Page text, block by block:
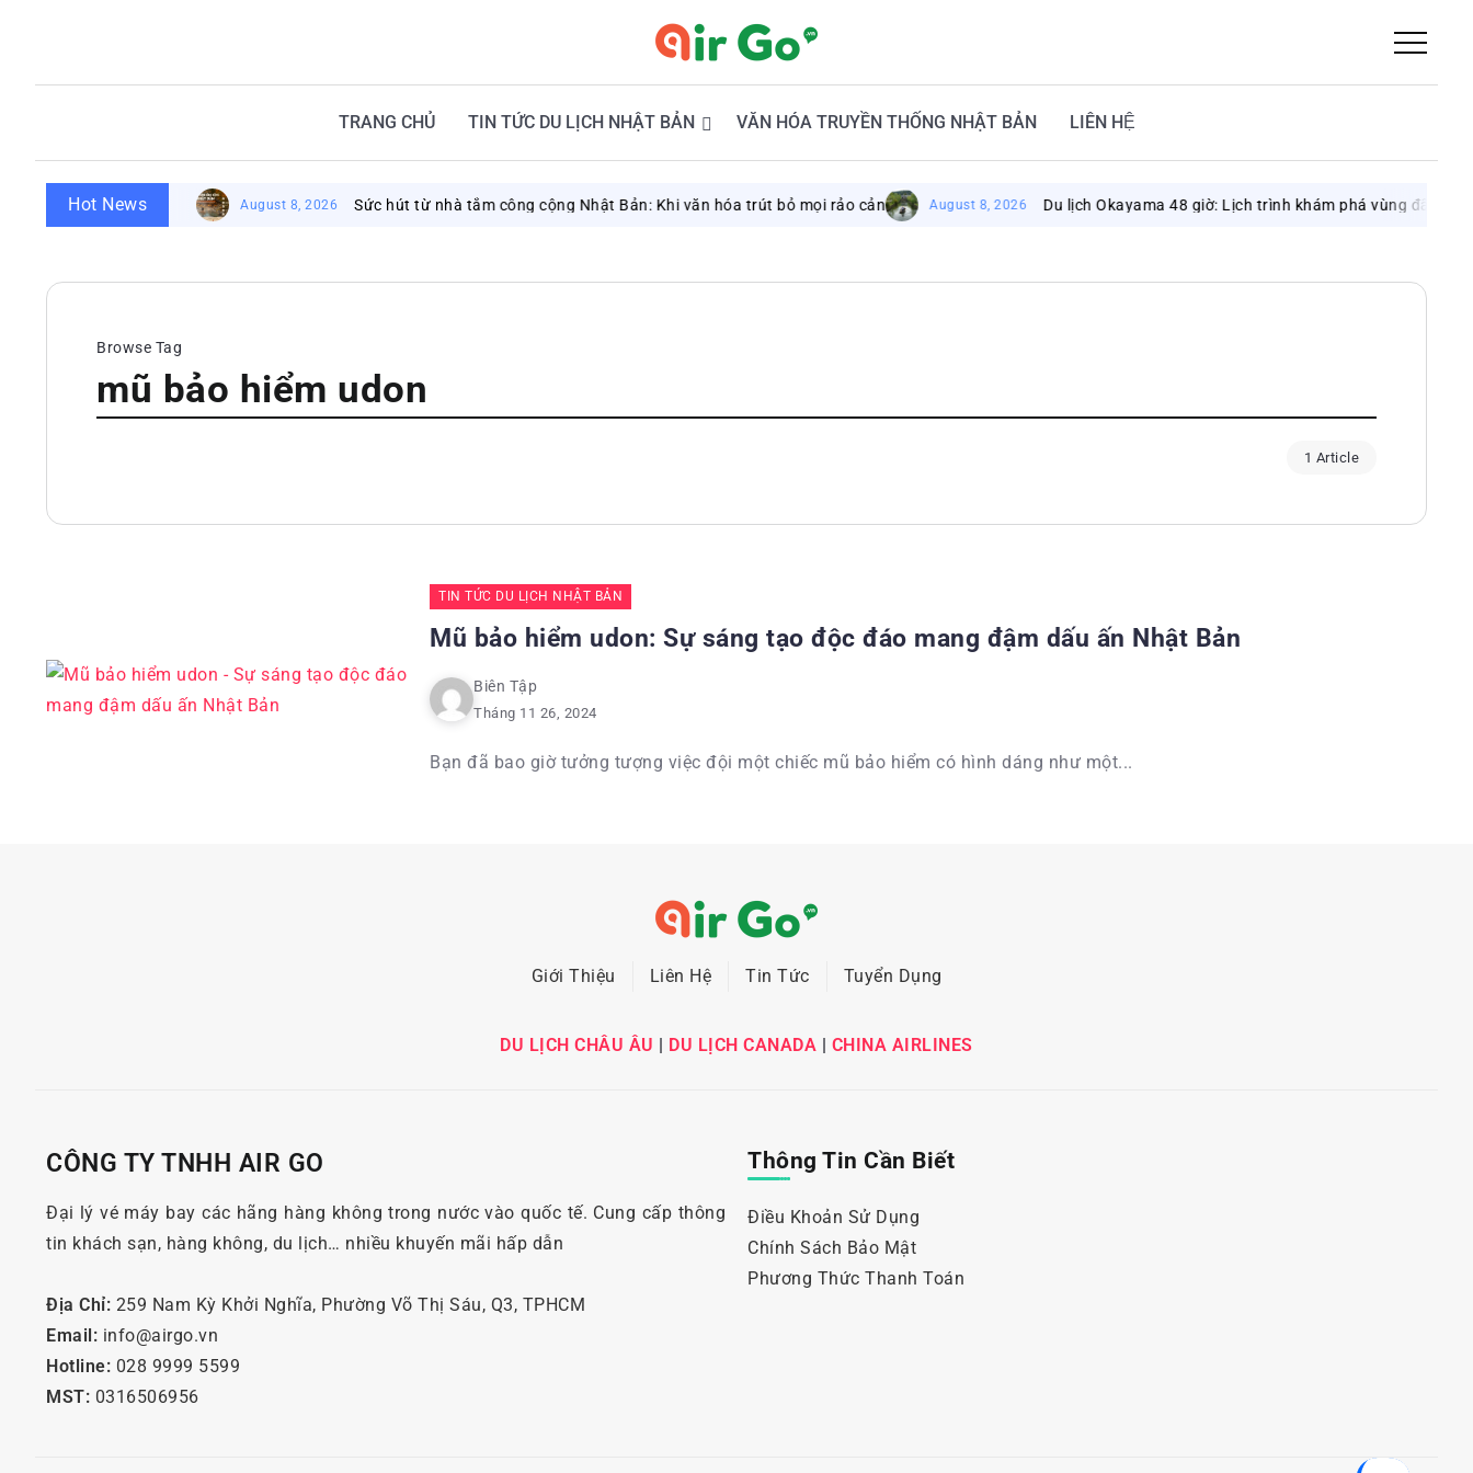
TRANG CHỦ TIN TỨC DU LỊCH NHẬT BẢN VĂN HÓA TRUYỀN THỐNG NHẬT BẢN LIÊN HỆ
Hot News August 8, 2026 Sức hút từ nhà tắm công cộng Nhật Bản: Khi văn hóa trút bỏ mọi rảo cản August 8, 2026 Du lịch Okayama 48 giờ: Lịch trình khám phá vùng đất mặt trời
Browse Tag
mũ bảo hiểm udon
1 Article
TIN TỨC DU LỊCH NHẬT BẢN
Mũ bảo hiểm udon: Sự sáng tạo độc đáo mang đậm dấu ấn Nhật Bản
Biên Tập
Tháng 11 26, 2024
Bạn đã bao giờ tưởng tượng việc đội một chiếc mũ bảo hiểm có hình dáng như một...
Giới Thiệu Liên Hệ Tin Tức Tuyển Dụng
DU LỊCH CHÂU ÂU | DU LỊCH CANADA | CHINA AIRLINES
CÔNG TY TNHH AIR GO
Đại lý vé máy bay các hãng hàng không trong nước vào quốc tế. Cung cấp thông
tin khách sạn, hàng không, du lịch… nhiều khuyến mãi hấp dẫn
Địa Chỉ: 259 Nam Kỳ Khởi Nghĩa, Phường Võ Thị Sáu, Q3, TPHCM
Email: info@airgo.vn
Hotline: 028 9999 5599
MST: 0316506956
Thông Tin Cần Biết
Điều Khoản Sử Dụng
Chính Sách Bảo Mật
Phương Thức Thanh Toán